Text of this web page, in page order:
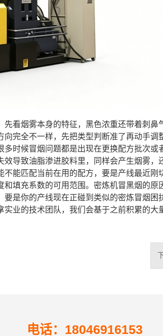
看烟雾本身的特征，黑色浓重还带着刺
完全不一样，先把类型判断准了再动手
时候冒烟问题都是出现在更换配方批次
导致油脂渗进胶料里，同样会产生烟雾
能匹配当前在用的配方，要是产线最近
填充系数的可用范围。密炼机冒黑烟的
是你的产线现在正碰到类似的密炼冒烟
业的技术团队，我们会基于之前积累的
电话：18046916153